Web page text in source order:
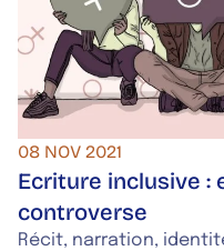
importante pour
voici nos trucs et
médiatique efficace.
08 NOV 2021
Ecriture inclusive :
controverse
Récit, narration,